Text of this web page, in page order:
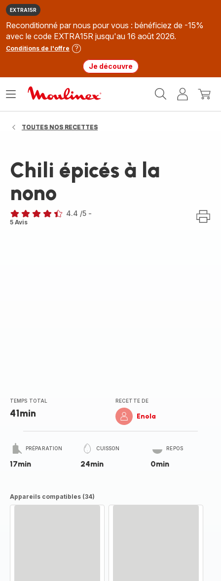
EXTRA15R
Reconditionné par nous pour vous : bénéficiez de -15%
avec le code EXTRA15R jusqu'au 16 août 2026.
Conditions de l'offre
Je découvre
MonMon
Ouvrir
TOUTES NOS RECETTES
Chili épicés à la
nono
ratings.4.4
4.4 /5 -
5 Avis
TEMPS TOTAL
41min
RECETTE DE
Enola
PRÉPARATION
17min
CUISSON
24min
REPOS
0min
Appareils compatibles (34)